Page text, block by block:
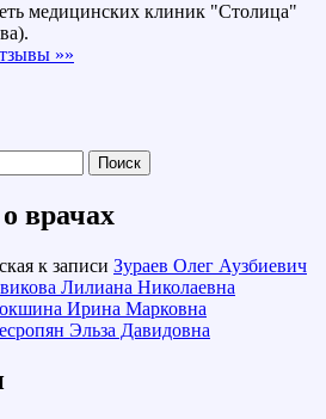
медицинских клиник "Столица"
»»
врачах
к записи Зураев Олег Аузбиевич
Лилиана Николаевна
Ирина Марковна
Эльза Давидовна